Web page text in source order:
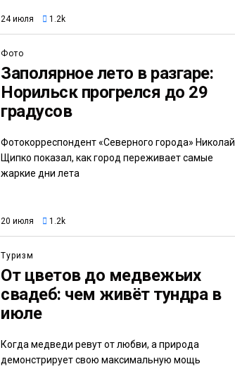
24 июля 1.2k
Фото
Заполярное лето в разгаре:
Норильск прогрелся до 29
градусов
Фотокорреспондент «Северного города» Николай
Щипко показал, как город переживает самые
жаркие дни лета
20 июля 1.2k
Туризм
От цветов до медвежьих
свадеб: чем живёт тундра в
июле
Когда медведи ревут от любви, а природа
демонстрирует свою максимальную мощь